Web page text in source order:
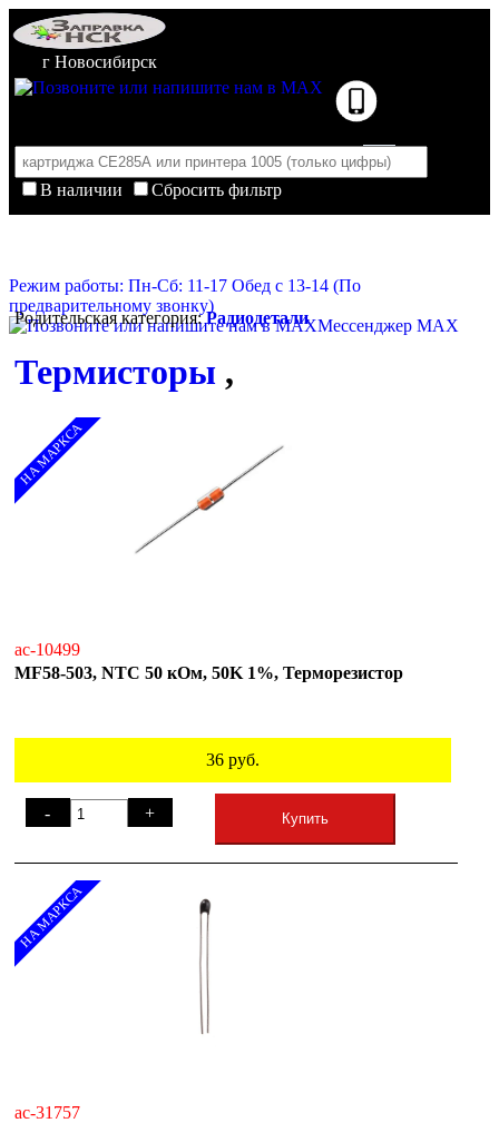
г Новосибирск
В наличии
Сбросить фильтр
Корзина пуста
Режим работы: Пн-Сб: 11-17 Обед с 13-14 (По
предварительному звонку)
Мессенджер MAX
Родительская категория:Радиодетали
Термисторы ,
НА МАРКСА
ac-10499
MF58-503, NTC 50 кОм, 50K 1%, Терморезистор
36 руб.
- + Купить
НА МАРКСА
ac-31757